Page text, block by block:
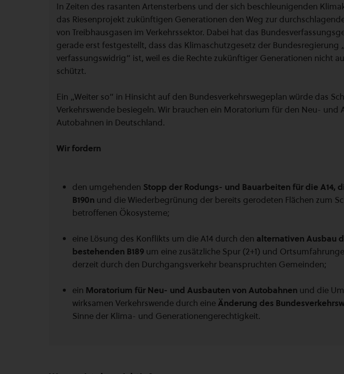
In Zeiten des rasanten Artensterbens und der sich beschleunigenden
das Riesenprojekt zukünftigen Generationen den Weg zur
von Treibhausgasen im Verkehrssektor. Dabei hat das
gerade erst festgestellt, dass das Klimaschutzgesetz der Bundesregierung
verfassungswidrig“ ist, weil es die Rechte zukünftiger Generationen nicht
schützt.
Ein „Weiter so“ in Hinsicht auf den Bundesverkehrswegeplan würde das
Verkehrswende besiegeln. Wir brauchen ein Moratorium für den Neu- und
Autobahnen in Deutschland.
Wir fordern
den umgehenden Stopp der Rodungs- und Bauarbeiten für die A14,
B190n und die Wiederbegrünung der bereits gerodeten Flächen zum
betroffenen Ökosysteme;
eine Lösung des Konflikts um die A14 durch den alternativen Ausbau
bestehenden B189 um eine zusätzliche Spur (2+1) und
derzeit durch den Durchgangsverkehr beanspruchten Gemeinden;
ein Moratorium für Neu- und Ausbauten von Autobahnen und die
wirksamen Verkehrswende durch eineÄnderung des
Sinne der Klima- und Generationengerechtigkeit.